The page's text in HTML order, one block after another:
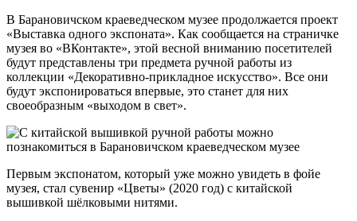
В Барановичском краеведческом музее продолжается проект
«Выставка одного экспоната». Как сообщается на страничке
музея во «ВКонтакте», этой весной вниманию посетителей
будут представлены три предмета ручной работы из
коллекции «Декоративно-прикладное искусство». Все они
будут экспонироваться впервые, это станет для них
своеобразным «выходом в свет».
Первым экспонатом, который уже можно увидеть в фойе
музея, стал сувенир «Цветы» (2020 год) с китайской
вышивкой шёлковыми нитями.